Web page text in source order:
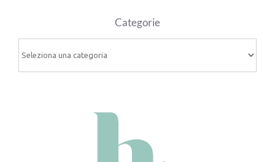
Categorie